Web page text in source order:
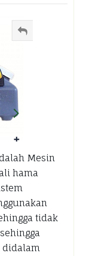
Mesin
hama
tidak
didalam